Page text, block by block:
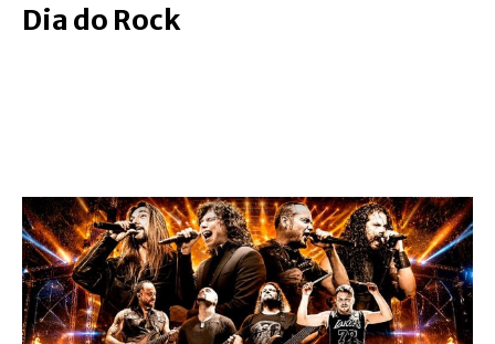
Dia do Rock